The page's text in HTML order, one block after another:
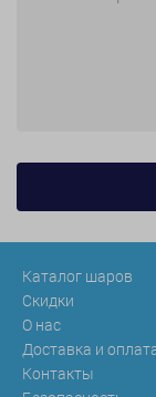
Каталог шаров
Скидки
О нас
Доставка и
Контакты